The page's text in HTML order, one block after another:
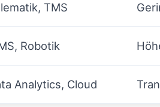
TMS
Robotik
Analytics, Cloud